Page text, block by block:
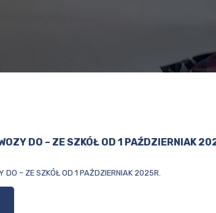
DO – ZE SZKÓŁ OD 1 PAŹDZIERNIAK
DO – ZE SZKÓŁ OD 1 PAŹDZIERNIAK 2025R.